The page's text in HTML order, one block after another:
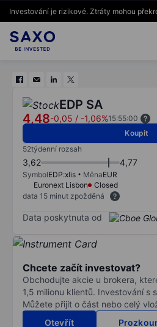
Investování je rizikové. Ztráty mohou
EDP SA
4,48-0,05 / -1,06%15:55:00
Koupit
52týdenní rozsah
3,62 4,77
SymbolEDP:xlis MěnaEUR
Euronext Lisbon
Closed
data 15 minut zpožděná
Data poskytnuta od
Chcete začít investovat?
Obchodujte akcie u brokera,
1,5 milionu klientů. Investování s
Můžete přijít o část nebo celý
Otevřít